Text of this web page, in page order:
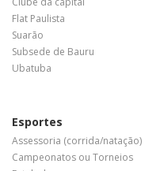
Flat Paulista
Suarão
Subsede de Bauru
Ubatuba
Esportes
Assessoria (corrida/natação)
Campeonatos ou Torneios